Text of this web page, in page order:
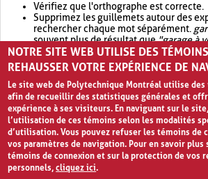
Vérifiez que l'orthographe est correcte.
Supprimez les guillemets autour des
rechercher chaque mot séparément.
souvent plus de résultat que"garage à
Envisagez d'élargir votre recherche avec
retournera souvent plus de résultat que
NOTRE SITE WEB UTILISE DES
REHAUSSER VOTRE EXPÉRIENCE DE
Le site web de Polytechnique Montréal utilise
afin de recueillir des statistiques générales et
expérience à ses visiteurs. En naviguant sur le
l’utilisation de ces témoins selon les modalités
d’utilisation. Vous pouvez refuser les témoins de
vos paramètres de navigation. Pour en savoir plus
témoins de connexion et sur la protection de vos
personnels,cliquez ici.